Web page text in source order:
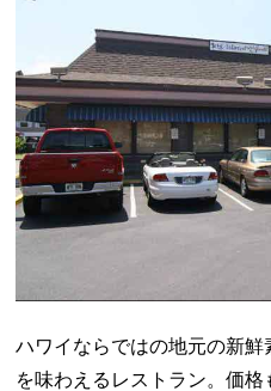
ハワイならではの地元の新
を味わえるレストラン。価